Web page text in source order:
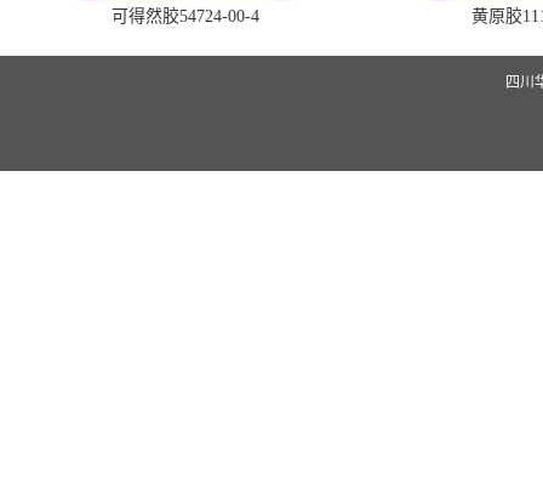
可得然胶54724-00-4 黄原胶
四川